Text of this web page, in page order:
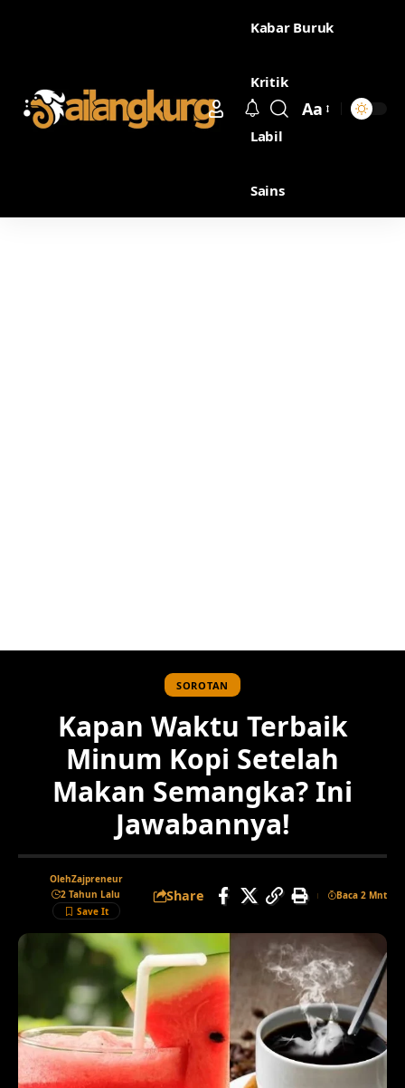
Kabar Buruk
Kritik
Labil
Sains
Aa
SOROTAN
Kapan Waktu Terbaik
Minum Kopi Setelah
Makan Semangka? Ini
Jawabannya!
OlehZajpreneur
2 Tahun Lalu
Share Baca 2 Mnt